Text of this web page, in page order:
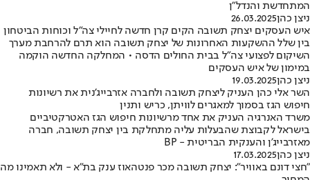
המתחדשת והנדל"ן
ניצן כהן26.03.2025
איש העסקים יצחק תשובה הקים קרן חדשה לחיילי צה"ל וכוחות הביטחון
בין שלל ההשקעות האחרונות של יצחק תשובה הוא תרם להרחבת מערך
השיקום לפצועי צה"ל בבית החולים הדסה • המחלקה החדשה הוקמה
במימון של איש העסקים
ניצן כהן19.03.2025
השר אלי כהן העניק ליצחק תשובה ולחברה אזרבייג'נית את רשיונות
חיפוש הגז בסמוך למאגרים לוויתן, כריש ותנין
משרד האנרגיה העניק את אחד מרשיונות חיפוש הגז האטרקטיביים
בישראל לקבוצת שהבעלות עליה מתחלקת בין יצחק תשובה, חברה
מאזרבייג'ן והענקית הבריטית - BP
ניצן כהן17.03.2025
"חצי דונם באוויר": יצחק תשובה מכר פנטהאוז ענק בת"א - ולא תאמינו מה